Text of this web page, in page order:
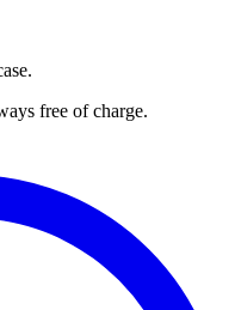
free of charge.